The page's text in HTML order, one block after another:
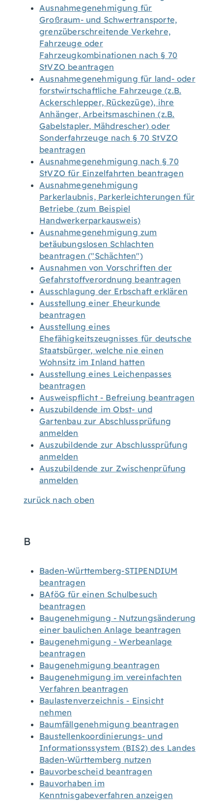
Ausnahmegenehmigung für
Großraum- und Schwertransporte,
grenzüberschreitende Verkehre,
Fahrzeuge oder
Fahrzeugkombinationen nach § 70
StVZO beantragen
Ausnahmegenehmigung für land- oder
forstwirtschaftliche Fahrzeuge (z.B.
Ackerschlepper, Rückezüge), ihre
Anhänger, Arbeitsmaschinen (z.B.
Gabelstapler, Mähdrescher) oder
Sonderfahrzeuge nach § 70 StVZO
beantragen
Ausnahmegenehmigung nach § 70
StVZO für Einzelfahrten beantragen
Ausnahmegenehmigung
Parkerlaubnis, Parkerleichterungen für
Betriebe (zum Beispiel
Handwerkerparkausweis)
Ausnahmegenehmigung zum
betäubungslosen Schlachten
beantragen ("Schächten")
Ausnahmen von Vorschriften der
Gefahrstoffverordnung beantragen
Ausschlagung der Erbschaft erklären
Ausstellung einer Eheurkunde
beantragen
Ausstellung eines
Ehefähigkeitszeugnisses für deutsche
Staatsbürger, welche nie einen
Wohnsitz im Inland hatten
Ausstellung eines Leichenpasses
beantragen
Ausweispflicht - Befreiung beantragen
Auszubildende im Obst- und
Gartenbau zur Abschlussprüfung
anmelden
Auszubildende zur Abschlussprüfung
anmelden
Auszubildende zur Zwischenprüfung
anmelden
zurück nach oben
B
Baden-Württemberg-STIPENDIUM
beantragen
BAföG für einen Schulbesuch
beantragen
Baugenehmigung - Nutzungsänderung
einer baulichen Anlage beantragen
Baugenehmigung - Werbeanlage
beantragen
Baugenehmigung beantragen
Baugenehmigung im vereinfachten
Verfahren beantragen
Baulastenverzeichnis - Einsicht
nehmen
Baumfällgenehmigung beantragen
Baustellenkoordinierungs- und
Informationssystem (BIS2) des Landes
Baden-Württemberg nutzen
Bauvorbescheid beantragen
Bauvorhaben im
Kenntnisgabeverfahren anzeigen